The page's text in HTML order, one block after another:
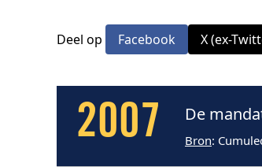
Deel op Facebook X (ex-
2007 De
Bron: